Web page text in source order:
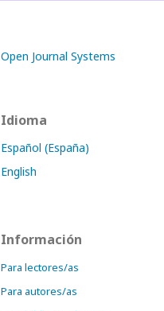
Open Journal Systems
Idioma
Español (España)
English
Información
Para lectores/as
Para autores/as